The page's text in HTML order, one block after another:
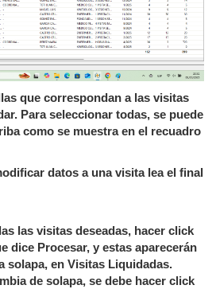
que correspondan a las visitas
Para seleccionar todas, se puede
como se muestra en el recuadro
datos a una visita lea el final
las visitas deseadas, hacer click
dice Procesar, y estas aparecerán
solapa, en Visitas Liquidadas.
de solapa, se debe hacer click